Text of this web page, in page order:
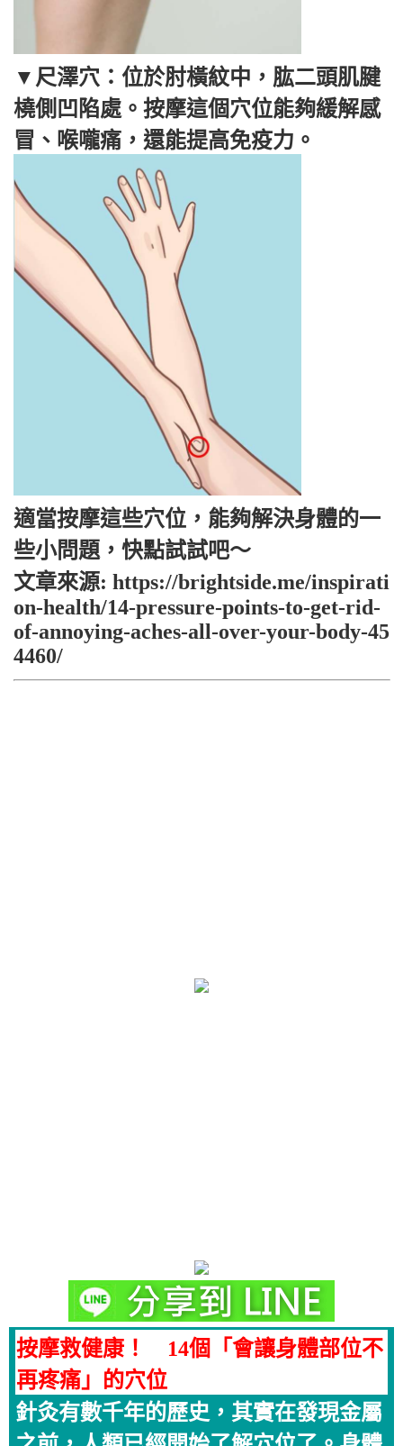
▼尺澤穴：位於肘橫紋中，肱二頭肌腱
橈側凹陷處。按摩這個穴位能夠緩解感
冒、喉嚨痛，還能提高免疫力。
適當按摩這些穴位，能夠解決身體的一
些小問題，快點試試吧～
文章來源: https://brightside.me/inspirati
on-health/14-pressure-points-to-get-rid-
of-annoying-aches-all-over-your-body-45
4460/
按摩救健康！ 14個「會讓身體部位不
再疼痛」的穴位
針灸有數千年的歷史，其實在發現金屬